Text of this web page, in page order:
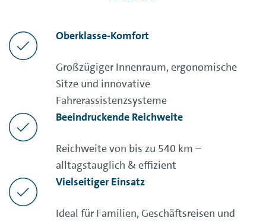
Oberklasse-Komfort
Großzügiger Innenraum, ergonomische
Sitze und innovative
Fahrerassistenzsysteme
Beeindruckende Reichweite
Reichweite von bis zu 540 km –
alltagstauglich & effizient
Vielseitiger Einsatz
Ideal für Familien, Geschäftsreisen und